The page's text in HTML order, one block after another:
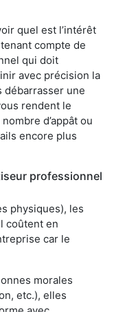
quel est l’intérêt
compte de
qui doit
avec précision la
débarrasser une
rendent le
d’appât ou
encore plus
professionnel
physiques), les
coûtent en
car le
morales
etc.), elles